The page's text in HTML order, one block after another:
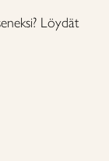
Löydät